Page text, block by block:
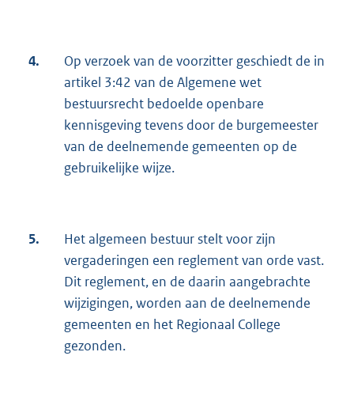
4.
Op verzoek van de voorzitter geschiedt de in
artikel 3:42 van de Algemene wet
bestuursrecht bedoelde openbare
kennisgeving tevens door de burgemeester
van de deelnemende gemeenten op de
gebruikelijke wijze.
5.
Het algemeen bestuur stelt voor zijn
vergaderingen een reglement van orde vast.
Dit reglement, en de daarin aangebrachte
wijzigingen, worden aan de deelnemende
gemeenten en het Regionaal College
gezonden.